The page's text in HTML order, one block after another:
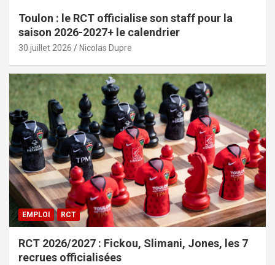
Toulon : le RCT officialise son staff pour la
saison 2026-2027+ le calendrier
30 juillet 2026 Nicolas Dupre
EMPLOI RCT
RCT 2026/2027 : Fickou, Slimani, Jones, les 7
recrues officialisées